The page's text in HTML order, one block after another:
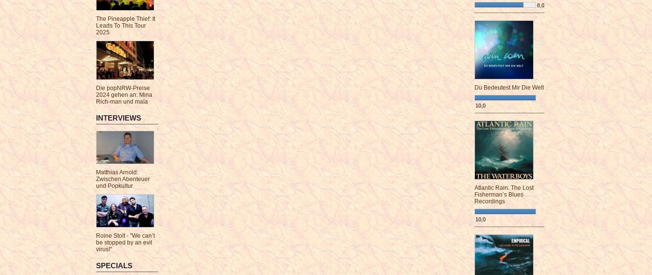
The Pineapple Thief: It
Leads To This Tour
2025
Die popNRW-Preise
2024 gehen an: Mina
Rich-man und maïa
INTERVIEWS
Matthias Arnold:
Zwischen Abenteuer
und Popkultur
Roine Stolt - "We can’t
be stopped by an evil
virus!"
SPECIALS
8,0
¯¯¯¯¯¯¯¯¯¯¯¯¯¯¯¯¯¯¯¯¯¯¯¯
Du Bedeutest Mir Die Welt
10,0
¯¯¯¯¯¯¯¯¯¯¯¯¯¯¯¯¯¯¯¯¯¯¯¯
Atlantic Rain: The Lost
Fisherman’s Blues
Recordings
10,0
¯¯¯¯¯¯¯¯¯¯¯¯¯¯¯¯¯¯¯¯¯¯¯¯